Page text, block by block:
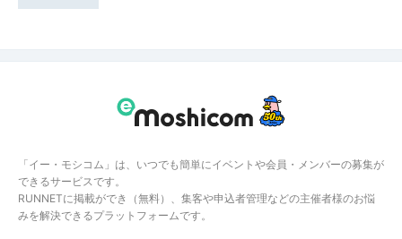
「イー・モシコム」は、いつでも簡単にイベントや会員・メンバーの募集が
できるサービスです。
RUNNETに掲載ができ（無料）、集客や申込者管理などの主催者様のお悩
みを解決できるプラットフォームです。